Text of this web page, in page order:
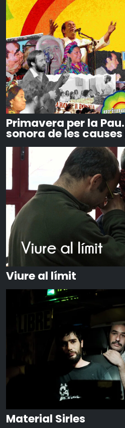
Primavera per la
sonora de les
Viure al límit
Material Sirles